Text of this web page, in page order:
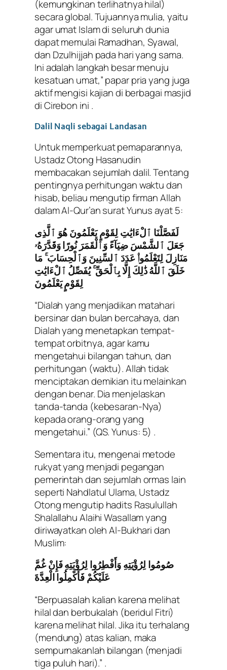
(kemungkinan terlihatnya hilal)
secara global. Tujuannya mulia, yaitu
agar umat Islam di seluruh dunia
dapat memulai Ramadhan, Syawal,
dan Dzulhijjah pada hari yang sama.
Ini adalah langkah besar menuju
kesatuan umat,” papar pria yang juga
aktif mengisi kajian di berbagai masjid
di Cirebon ini .
Dalil Naqli sebagai Landasan
Untuk memperkuat pemaparannya,
Ustadz Otong Hasanudin
membacakan sejumlah dalil. Tentang
pentingnya perhitungan waktu dan
hisab, beliau mengutip firman Allah
dalam Al-Qur’an surat Yunus ayat 5:
لَفَصَّلْنَا ٱلْءَايَٰتِ لِقَوْمٍ يَعْلَمُونَ هُوَ ٱلَّذِى
جَعَلَ ٱلشَّمْسَ ضِيَآءً وَٱلْقَمَرَ نُورًا وَقَدَّرَهُۥ
مَنَازِلَ لِتَعْلَمُوا۟ عَدَدَ ٱلسِّنِينَ وَٱلْحِسَابَ ۚ مَا
خَلَقَ ٱللَّهُ ذَٰلِكَ إِلَّا بِٱلْحَقِّ ۚ يُفَصِّلُ ٱلْءَايَٰتِ
لِقَوْمٍ يَعْلَمُونَ
“Dialah yang menjadikan matahari
bersinar dan bulan bercahaya, dan
Dialah yang menetapkan tempat-
tempat orbitnya, agar kamu
mengetahui bilangan tahun, dan
perhitungan (waktu). Allah tidak
menciptakan demikian itu melainkan
dengan benar. Dia menjelaskan
tanda-tanda (kebesaran-Nya)
kepada orang-orang yang
mengetahui.” (QS. Yunus: 5) .
Sementara itu, mengenai metode
rukyat yang menjadi pegangan
pemerintah dan sejumlah ormas lain
seperti Nahdlatul Ulama, Ustadz
Otong mengutip hadits Rasulullah
Shalallahu Alaihi Wasallam yang
diriwayatkan oleh Al-Bukhari dan
Muslim:
صُومُوا لِرُؤْيَتِهِ وَأَفْطِرُوا لِرُؤْيَتِهِ فَإِنْ غُمَّ
عَلَيْكُمْ فَأَكْمِلُوا الْعِدَّةَ
“Berpuasalah kalian karena melihat
hilal dan berbukalah (beridul Fitri)
karena melihat hilal. Jika itu terhalang
(mendung) atas kalian, maka
sempurnakanlah bilangan (menjadi
tiga puluh hari).” .